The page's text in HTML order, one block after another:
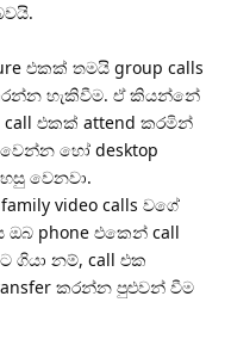
එකක් තමයි group calls
හැකිවීම. ඒ කියන්නේ
call එකක් attend කරමින්
හෝ desktop
වෙනවා.
video calls වගේ
ඔබ phone එකෙන් call
ගියා නම්, call එක
කරන්න පුළුවන් වීම